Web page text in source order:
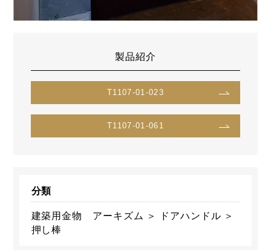
製品紹介
T1107-01-023
T1107-01-061
分類
建築用金物 アーキズム ＞ ドアハンドル ＞
押し棒